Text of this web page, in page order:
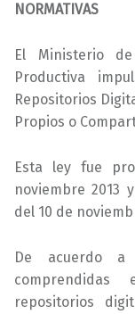
NORMATIVAS
El Ministerio
Productiva
Repositorios
Propios o
Esta ley fue
noviembre 2013
del 10 de
De acuerdo a
repositorios